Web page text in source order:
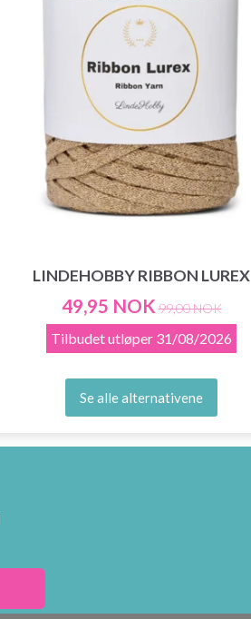
LINDEHOBBY RIBBON LUREX
49,95 NOK 99,00 NOK
Tilbudet utløper 31/08/2026
Se alle alternativene